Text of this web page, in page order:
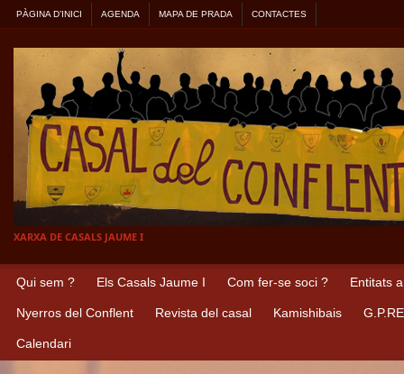
PÀGINA D’INICI AGENDA MAPA DE PRADA CONTACTES
XARXA DE CASALS JAUME I
Qui sem ? Els Casals Jaume I Com fer-se soci ? Entitats
Nyerros del Conflent Revista del casal Kamishibais
Calendari